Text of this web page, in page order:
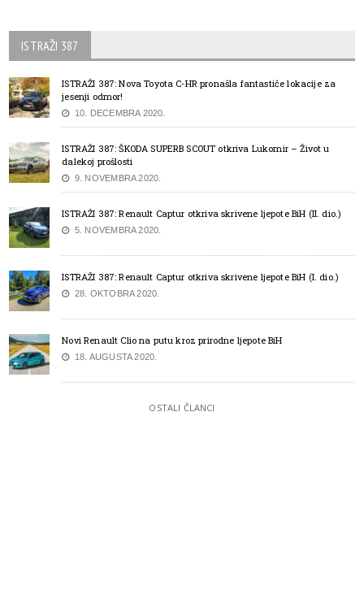
ISTRAŽI 387
ISTRAŽI 387: Nova Toyota C-HR pronašla fantastiče lokacije za
jesenji odmor!
10. DECEMBRA 2020.
ISTRAŽI 387: ŠKODA SUPERB SCOUT otkriva Lukomir – Život u
dalekoj prošlosti
9. NOVEMBRA 2020.
ISTRAŽI 387: Renault Captur otkriva skrivene ljepote BiH (II. dio.)
5. NOVEMBRA 2020.
ISTRAŽI 387: Renault Captur otkriva skrivene ljepote BiH (I. dio.)
28. OKTOBRA 2020.
Novi Renault Clio na putu kroz prirodne ljepote BiH
18. AUGUSTA 2020.
OSTALI ČLANCI